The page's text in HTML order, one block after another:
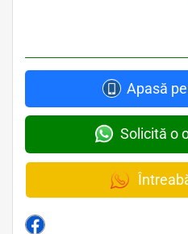
Apasă
Solicită o